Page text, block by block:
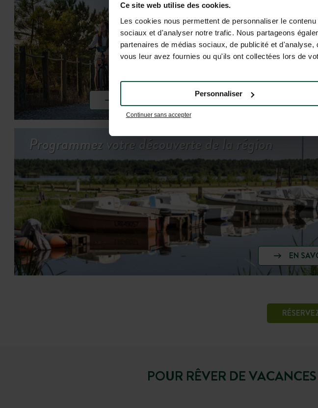
Ce site web utilise des cookies.
Les cookies nous permettent de personnaliser le
sociaux et d'analyser notre trafic. Nous partageons
partenaires de médias sociaux, de publicité et
vous leur avez fournies ou qu'ils ont collectées lors de
Continuer sans accepter
Personnaliser
Programmez votre découverte de la région
EN
POUR RÊVER DE